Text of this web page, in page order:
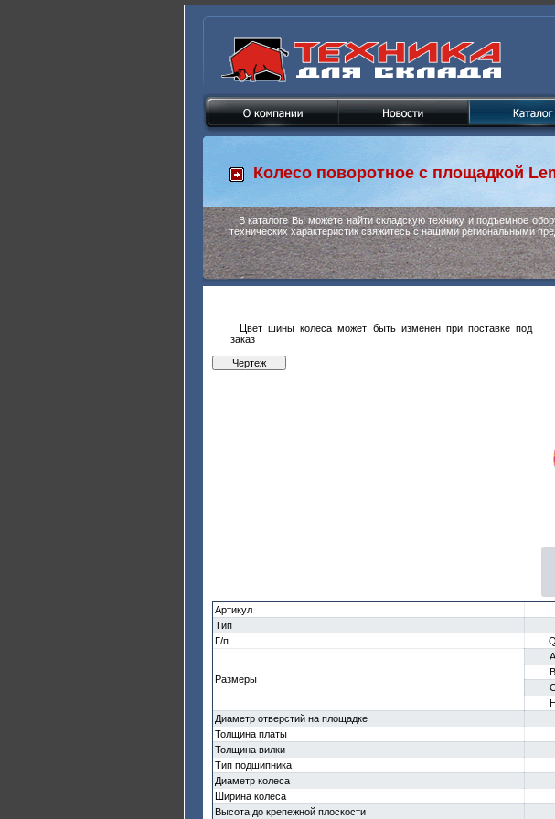
Колесо поворотное с площадкой
В каталоге Вы можете найти складскую технику и подъемное
технических характеристик свяжитесь с нашими региональными
Цвет шины колеса может быть изменен при поставке под
заказ
Чертеж
Артикул
Тип
Г/п
Q
Размеры
A
B
H
Диаметр отверстий на площадке
Толщина платы
Толщина вилки
Тип подшипника
Диаметр колеса
Ширина колеса
Высота до крепежной плоскости